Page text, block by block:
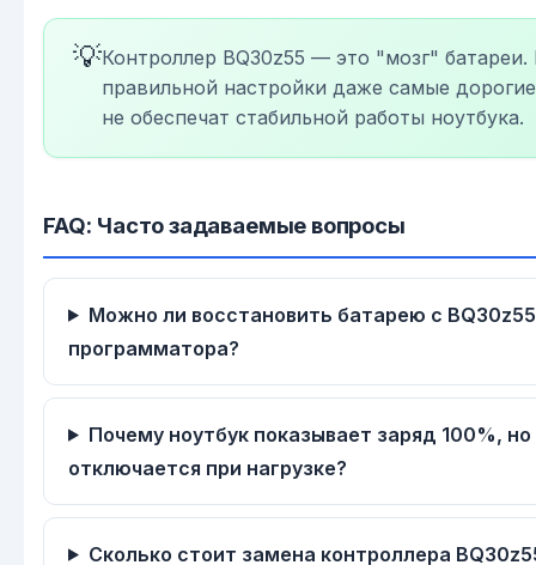
💡Контроллер BQ30z55 — это "мозг" батареи.
правильной настройки даже самые
не обеспечат стабильной работы ноутбука.
FAQ: Часто задаваемые вопросы
Можно ли восстановить батарею с
программатора?
Почему ноутбук показывает заряд 100%, но
отключается при нагрузке?
Сколько стоит замена контроллера